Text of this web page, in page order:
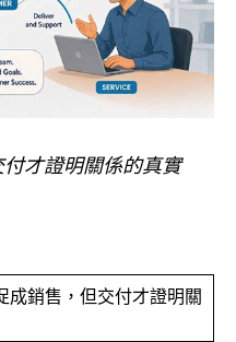
才證明關係的真實
成銷售，但交付才證明關